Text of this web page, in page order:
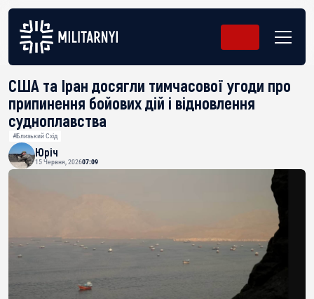
США та Іран досягли тимчасової угоди про
припинення бойових дій і відновлення
судноплавства
#Близький Схід
Юріч
15 Червня, 202607:09